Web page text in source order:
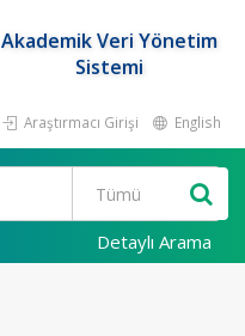
Akademik Veri Yönetim
Sistemi
Araştırmacı Girişi English
Detaylı Arama